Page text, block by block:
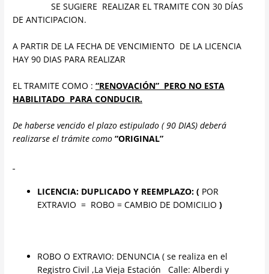
SE SUGIERE REALIZAR EL TRAMITE CON 30 DÍAS
DE ANTICIPACION.
A PARTIR DE LA FECHA DE VENCIMIENTO DE LA LICENCIA
HAY 90 DIAS PARA REALIZAR
EL TRAMITE COMO :“RENOVACIÓN” PERO NO ESTA
HABILITADO PARA CONDUCIR.
De haberse vencido el plazo estipulado ( 90 DIAS) deberá
realizarse el trámite como “ORIGINAL”
LICENCIA: DUPLICADO Y REEMPLAZO: ( POR
EXTRAVIO = ROBO = CAMBIO DE DOMICILIO )
ROBO O EXTRAVIO: DENUNCIA ( se realiza en el
Registro Civil ,La Vieja Estación Calle: Alberdi y